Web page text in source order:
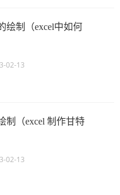
绘制（excel中如何
02-13
制（excel 制作甘特
02-13